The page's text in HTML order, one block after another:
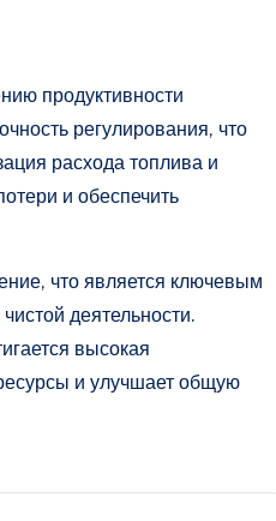
продуктивности
регулирования, что
расхода топлива и
и обеспечить
что является ключевым
деятельности.
высокая
и улучшает общую